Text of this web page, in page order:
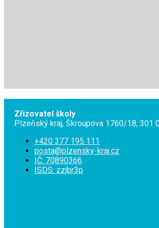
Zřizovatel školy
Plzeňský kraj, Škroupova 1760/18, 301
+420 377 195 111
posta@plzensky-kraj.cz
IČ: 70890366
ISDS: zzjbr3p